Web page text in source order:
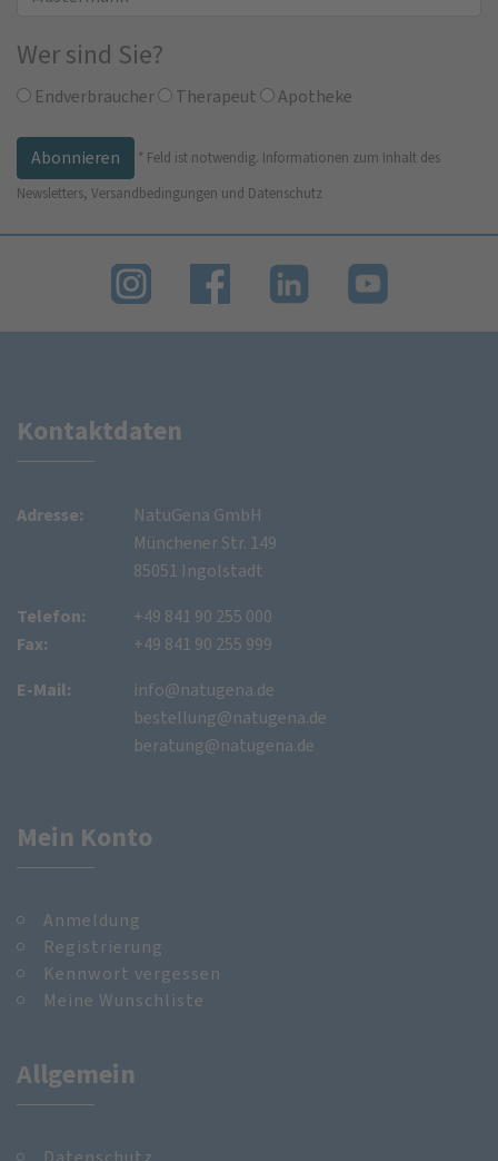
Wer sind Sie?
Endverbraucher Therapeut Apotheke
* Feld ist notwendig. Informationen zum Inhalt des
Newsletters, Versandbedingungen und Datenschutz
Kontaktdaten
Adresse:
NatuGena GmbH
Münchener Str. 149
85051 Ingolstadt
Telefon:
Fax:
+49 841 90 255 000
+49 841 90 255 999
E-Mail:
info@natugena.de
bestellung@natugena.de
beratung@natugena.de
Mein Konto
Anmeldung
Registrierung
Kennwort vergessen
Meine Wunschliste
Allgemein